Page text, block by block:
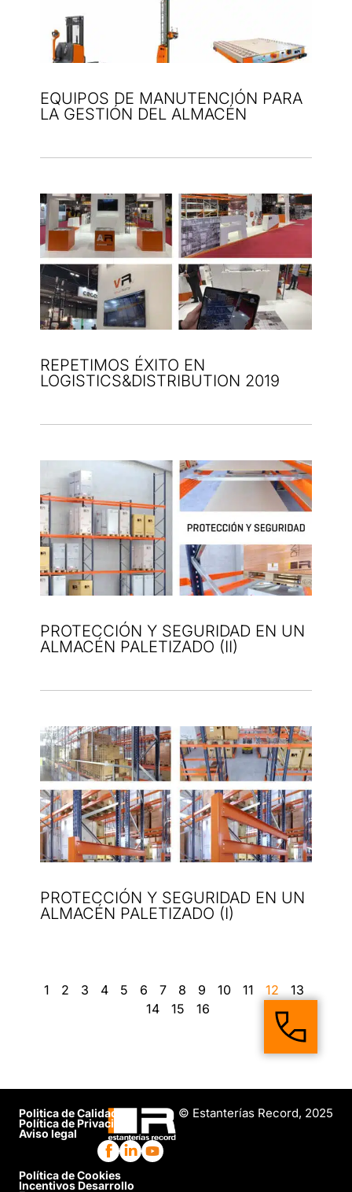
EQUIPOS DE MANUTENCIÓN PARA
LA GESTIÓN DEL ALMACÉN
REPETIMOS ÉXITO EN
LOGISTICS&DISTRIBUTION 2019
PROTECCIÓN Y SEGURIDAD EN UN
ALMACÉN PALETIZADO (II)
PROTECCIÓN Y SEGURIDAD EN UN
ALMACÉN PALETIZADO (I)
1 2 3 4 5 6 7 8 9 10 11 12
13
14
15 16
Politica de Calidad
Política de Privacidad
Aviso legal
Política de Cookies
Incentivos Desarrollo
© Estanterías Record, 2025